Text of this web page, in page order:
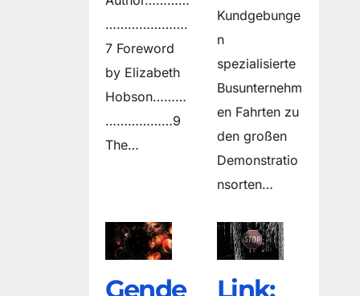
………………….
7 Foreword
by Elizabeth
Hobson………
………………9
The…
Kundgebunge
n
spezialisierte
Busunternehm
en Fahrten zu
den großen
Demonstratio
nsorten…
Gende Link: